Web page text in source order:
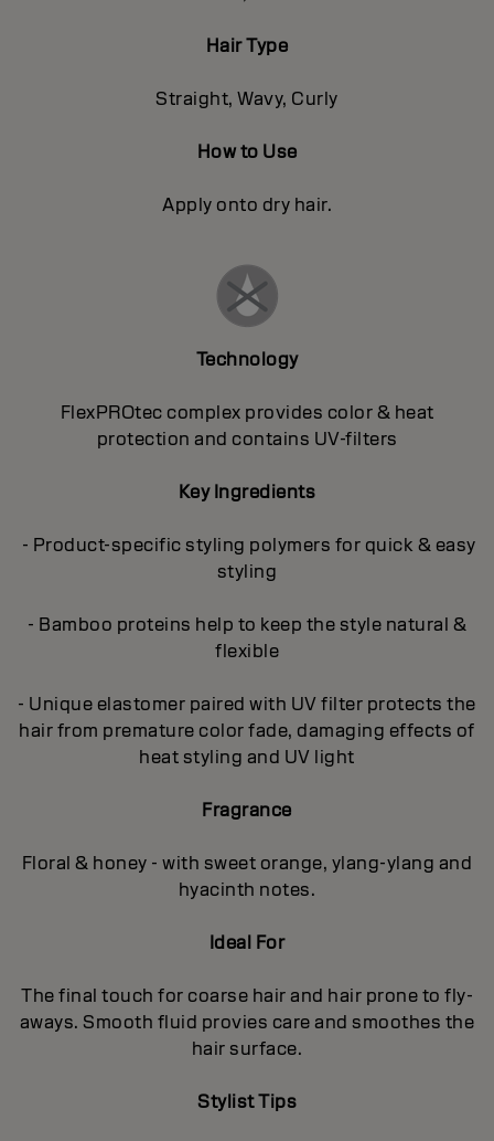
Hair Type
Straight, Wavy, Curly
How to Use
Apply onto dry hair.
Technology
FlexPROtec complex provides color & heat
protection and contains UV-filters
Key Ingredients
- Product-specific styling polymers for quick & easy
styling
- Bamboo proteins help to keep the style natural &
flexible
- Unique elastomer paired with UV filter protects the
hair from premature color fade, damaging effects of
heat styling and UV light
Fragrance
Floral & honey - with sweet orange, ylang-ylang and
hyacinth notes.
Ideal For
The final touch for coarse hair and hair prone to fly-
aways. Smooth fluid provies care and smoothes the
hair surface.
Stylist Tips